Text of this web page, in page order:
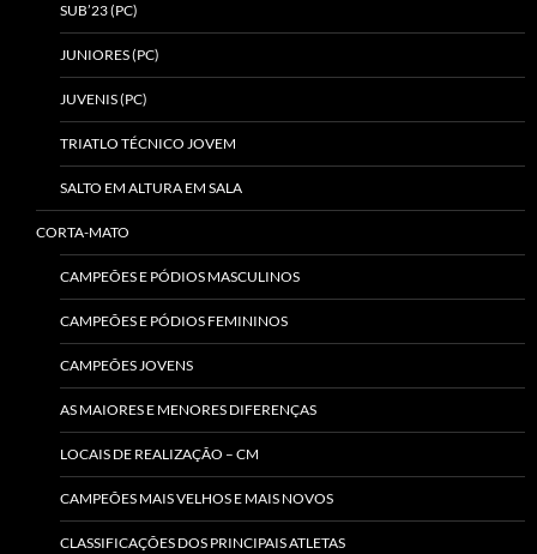
SUB’23 (PC)
JUNIORES (PC)
JUVENIS (PC)
TRIATLO TÉCNICO JOVEM
SALTO EM ALTURA EM SALA
CORTA-MATO
CAMPEÕES E PÓDIOS MASCULINOS
CAMPEÕES E PÓDIOS FEMININOS
CAMPEÕES JOVENS
AS MAIORES E MENORES DIFERENÇAS
LOCAIS DE REALIZAÇÃO – CM
CAMPEÕES MAIS VELHOS E MAIS NOVOS
CLASSIFICAÇÕES DOS PRINCIPAIS ATLETAS